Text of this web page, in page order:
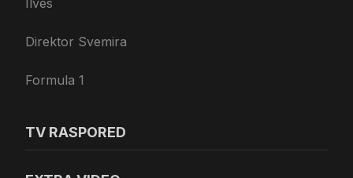
Ilves
Direktor Svemira
Formula 1
TV RASPORED